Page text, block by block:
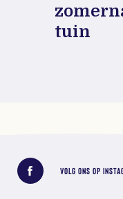
tuin
VOLG ONS OP